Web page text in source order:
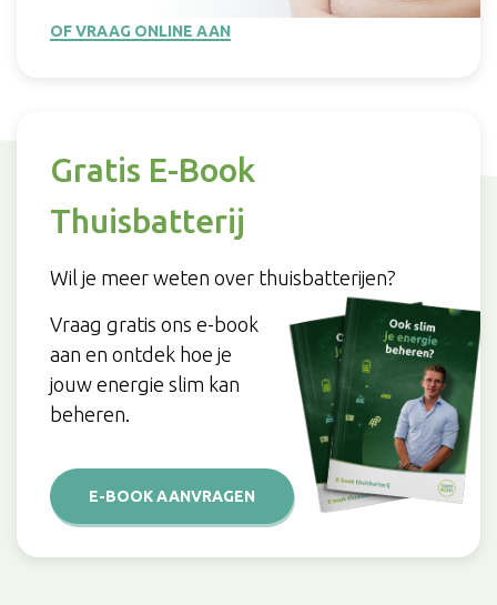
OF VRAAG ONLINE AAN
Gratis E-Book
Thuisbatterij
Wil je meer weten over thuisbatterijen?
Vraag gratis ons e-book
aan en ontdek hoe je
jouw energie slim kan
beheren.
E-BOOK AANVRAGEN